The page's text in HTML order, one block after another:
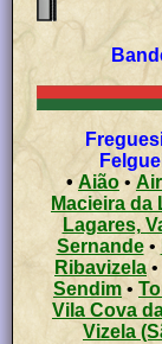
• Aião •
Macieira da
Lagares,
Sernande•
Ribavizela•
Sendim •
Vila Cova
Vizela